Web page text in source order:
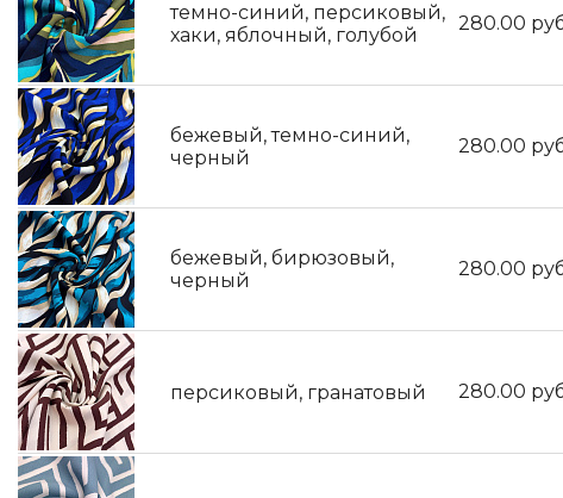
темно-синий, персиковый,
хаки, яблочный, голубой
280.00
бежевый, темно-синий,
черный
280.00
бежевый, бирюзовый,
черный
280.00
персиковый, гранатовый 280.00